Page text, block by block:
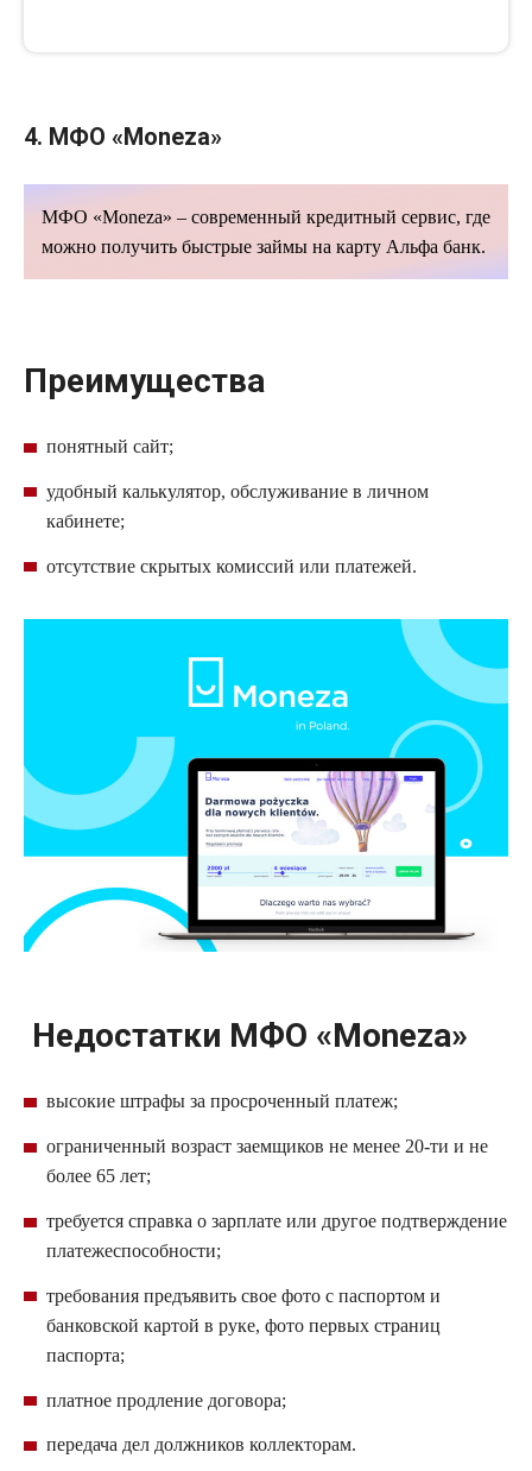
4. МФО «Moneza»
МФО «Moneza» – современный кредитный сервис, где
можно получить быстрые займы на карту Альфа банк.
Преимущества
понятный сайт;
удобный калькулятор, обслуживание в личном
кабинете;
отсутствие скрытых комиссий или платежей.
Недостатки МФО «Moneza»
высокие штрафы за просроченный платеж;
ограниченный возраст заемщиков не менее 20-ти и не
более 65 лет;
требуется справка о зарплате или другое подтверждение
платежеспособности;
требования предъявить свое фото с паспортом и
банковской картой в руке, фото первых страниц
паспорта;
платное продление договора;
передача дел должников коллекторам.